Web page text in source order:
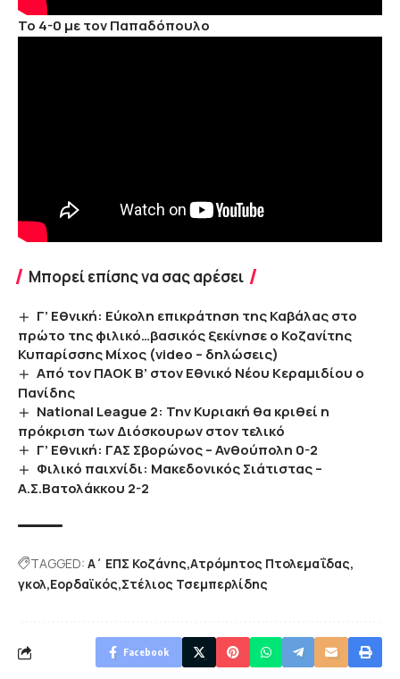
Το 4-0 με τον Παπαδόπουλο
Μπορεί επίσης να σας αρέσει
Γ’ Εθνική: Εύκολη επικράτηση της Καβάλας στο
πρώτο της φιλικό…βασικός ξεκίνησε ο Κοζανίτης
Κυπαρίσσης Μίχος (video – δηλώσεις)
Από τον ΠΑΟΚ Β’ στον Εθνικό Νέου Κεραμιδίου ο
Πανίδης
National League 2: Την Κυριακή θα κριθεί η
πρόκριση των Διόσκουρων στον τελικό
Γ’ Εθνική: ΓΑΣ Σβορώνος – Ανθούπολη 0-2
Φιλικό παιχνίδι: Μακεδονικός Σιάτιστας –
Α.Σ.Βατολάκκου 2-2
TAGGED: Α΄ ΕΠΣ Κοζάνης Ατρόμητος Πτολεμαΐδας
γκολ Εορδαϊκός Στέλιος Τσεμπερλίδης
Facebook